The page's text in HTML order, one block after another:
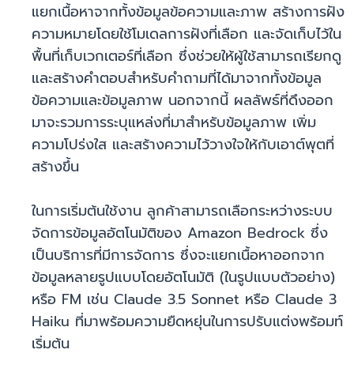
แยกเนื้อหาจากทั้งข้อมูลข้อความและภาพ สร้างการฝัง
ความหมายโดยใช้โมเดลการฝังที่เลือก และจัดเก็บไว้ใน
พื้นที่เก็บเวกเตอร์ที่เลือก ซึ่งช่วยให้ผู้ใช้สามารถเรียกดู
และสร้างคำตอบสำหรับคำถามที่ได้มาจากทั้งข้อมูล
ข้อความและข้อมูลภาพ นอกจากนี้ ผลลัพธ์ที่ดึงออก
มาจะรวมการระบุแหล่งที่มาสำหรับข้อมูลภาพ เพิ่ม
ความโปร่งใส และสร้างความไว้วางใจให้กับเอาต์พุตที่
สร้างขึ้น
ในการเริ่มต้นใช้งาน ลูกค้าสามารถเลือกระหว่างระบบ
จัดการข้อมูลอัตโนมัติของ Amazon Bedrock ซึ่ง
เป็นบริการที่มีการจัดการ ซึ่งจะแยกเนื้อหาออกจาก
ข้อมูลหลายรูปแบบโดยอัตโนมัติ (ในรูปแบบตัวอย่าง)
หรือ FM เช่น Claude 3.5 Sonnet หรือ Claude 3
Haiku ที่มาพร้อมความยืดหยุ่นในการปรับแต่งพร้อมท์
เริ่มต้น